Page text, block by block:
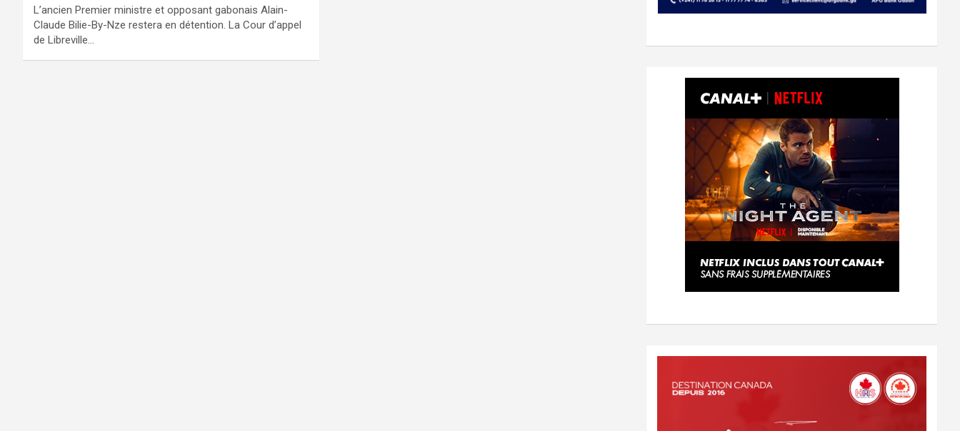
L’ancien Premier ministre et opposant gabonais Alain-
Claude Bilie-By-Nze restera en détention. La Cour d’appel
de Libreville…